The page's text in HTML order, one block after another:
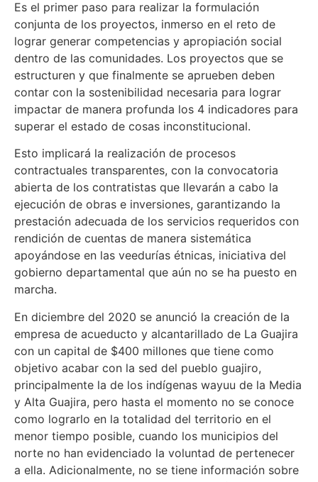
Es el primer paso para realizar la formulación
conjunta de los proyectos, inmerso en el reto de
lograr generar competencias y apropiación social
dentro de las comunidades. Los proyectos que se
estructuren y que finalmente se aprueben deben
contar con la sostenibilidad necesaria para lograr
impactar de manera profunda los 4 indicadores para
superar el estado de cosas inconstitucional.
Esto implicará la realización de procesos
contractuales transparentes, con la convocatoria
abierta de los contratistas que llevarán a cabo la
ejecución de obras e inversiones, garantizando la
prestación adecuada de los servicios requeridos con
rendición de cuentas de manera sistemática
apoyándose en las veedurías étnicas, iniciativa del
gobierno departamental que aún no se ha puesto en
marcha.
En diciembre del 2020 se anunció la creación de la
empresa de acueducto y alcantarillado de La Guajira
con un capital de $400 millones que tiene como
objetivo acabar con la sed del pueblo guajiro,
principalmente la de los indígenas wayuu de la Media
y Alta Guajira, pero hasta el momento no se conoce
como lograrlo en la totalidad del territorio en el
menor tiempo posible, cuando los municipios del
norte no han evidenciado la voluntad de pertenecer
a ella. Adicionalmente, no se tiene información sobre